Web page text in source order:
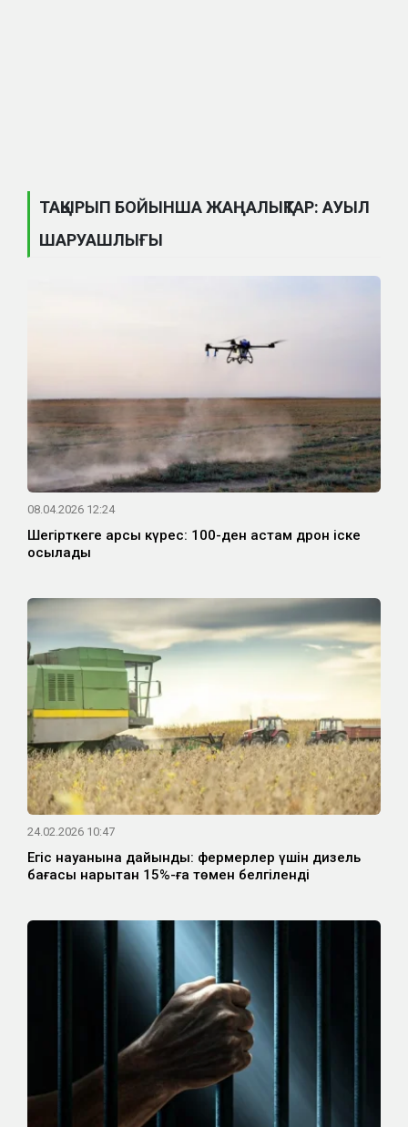
ТАҚЫРЫП БОЙЫНША ЖАҢАЛЫҚТАР: АУЫЛ
ШАРУАШЛЫҒЫ
08.04.2026 12:24
Шегірткеге қарсы күрес: 100-ден астам дрон іске
қосылады
24.02.2026 10:47
Егіс науқанына дайындық: фермерлер үшін дизель
бағасы нарықтан 15%-ға төмен белгіленді